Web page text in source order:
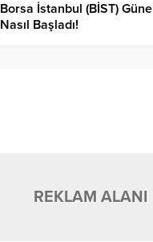
Borsa İstanbul (BİST) Güne
Nasıl Başladı!
REKLAM ALANI